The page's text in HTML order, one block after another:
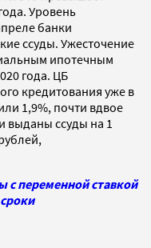
Уровень
банки
ссуды. Ужесточение
ипотечным
года. ЦБ
кредитования уже в
1,9%, почти вдвое
выданы ссуды на 1
с переменной ставкой